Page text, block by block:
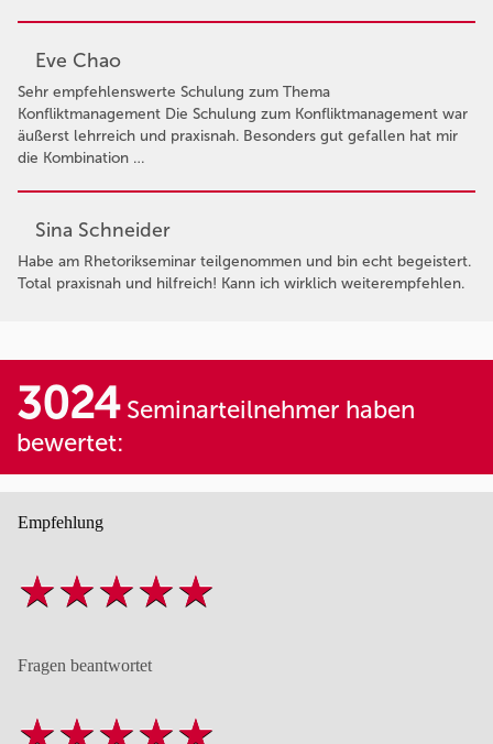
Eve Chao
Sehr empfehlenswerte Schulung zum Thema
Konfliktmanagement Die Schulung zum Konfliktmanagement war
äußerst lehrreich und praxisnah. Besonders gut gefallen hat mir
die Kombination …
Sina Schneider
Habe am Rhetorikseminar teilgenommen und bin echt begeistert.
Total praxisnah und hilfreich! Kann ich wirklich weiterempfehlen.
3024Seminarteilnehmer haben
bewertet:
Empfehlung
Fragen beantwortet